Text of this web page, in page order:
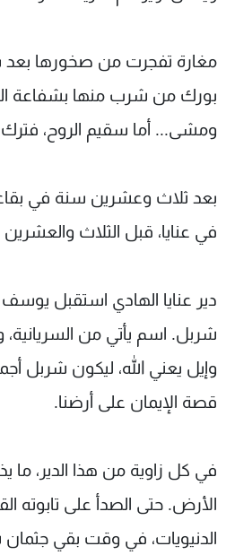
مغارة تفجرت من صخورها
بورك من شرب منها بشفاعة
ومشى... أما سقيم الروح، فترك
بعد ثلاث وعشرين سنة في
في عنايا، قبل الثلاث
دير عنايا الهادي استقبل
شربل. اسم يأتي من
وإيل يعني الله، ليكون شربل
قصة الإيمان على أرضنا.
في كل زاوية من هذا الدير، ما
الأرض. حتى الصدأ على تابوته
الدنيويات، في وقت بقي جثمان
لاعلاناتكم
شروط
سياسة